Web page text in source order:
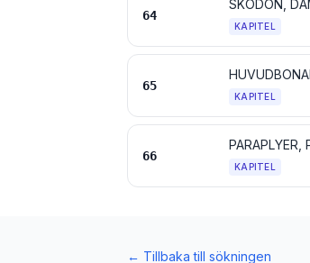
64
SKODON,
KAPITEL
65
KAPITEL
66
KAPITEL
← Tillbaka till sökningen